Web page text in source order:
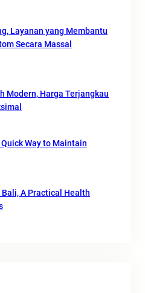
Layanan yang Membantu
Secara Massal
Modern, Harga Terjangkau
Way to Maintain
A Practical Health